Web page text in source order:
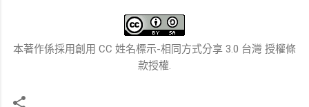
本著作係採用創用 CC 姓名標示-相同方式分享 3.0 台灣 授權條
款授權.